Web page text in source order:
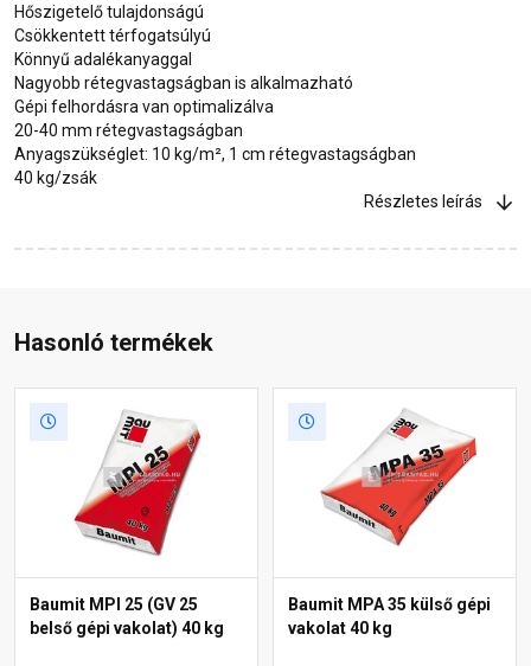
Hőszigetelő tulajdonságú
Csökkentett térfogatsúlyú
Könnyű adalékanyaggal
Nagyobb rétegvastagságban is alkalmazható
Gépi felhordásra van optimalizálva
20-40 mm rétegvastagságban
Anyagszükséglet: 10 kg/m², 1 cm rétegvastagságban
40 kg/zsák
Részletes leírás
Hasonló termékek
Baumit MPI 25 (GV 25
belső gépi vakolat) 40 kg
Baumit MPA 35 külső gépi
vakolat 40 kg